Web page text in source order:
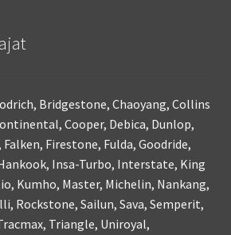
Bridgestone, Chaoyang, Collins
Cooper, Debica, Dunlop,
Firestone, Fulda, Goodride,
Insa-Turbo, Interstate, King
Kumho, Master, Michelin, Nankang,
Rockstone, Sailun, Sava, Semperit,
Triangle, Uniroyal,